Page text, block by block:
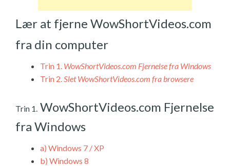
Lær at fjerne WowShortVideos.com
fra din computer
Trin 1. WowShortVideos.com Fjernelse fra Windows
Trin 2.Slet WowShortVideos.com fra browsere
Trin 1. WowShortVideos.com Fjernelse
fra Windows
a) Windows 7 / XP
b) Windows 8